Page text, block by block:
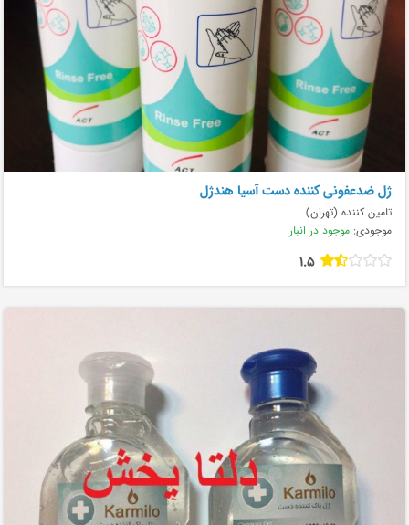
ژل ضدعفونی کننده دست آسیا هندژل
تامین کننده (تهران)
موجودی: موجود در انبار
1.5